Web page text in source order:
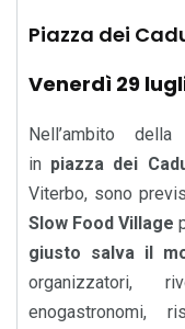
Piazza dei
Venerdì 29
Nell’ambito
in piazza dei
Viterbo, sono
Slow Food Village
giusto salva il
organizzatori,
enogastronomi,